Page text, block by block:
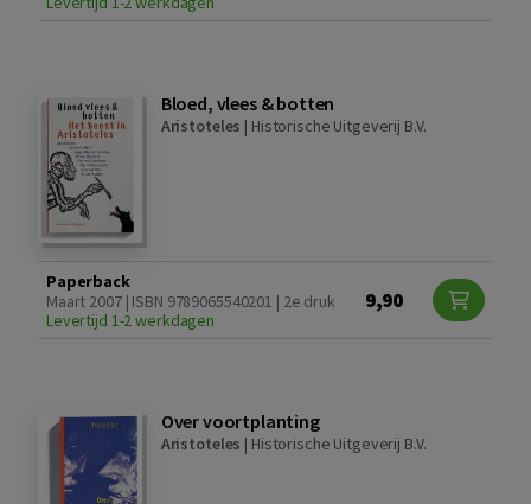
Bloed, vlees & botten
Aristoteles | Historische Uitgeverij B.V.
Paperback
Maart 2007 | ISBN 9789065540201 | 2e druk
Levertijd 1-2 werkdagen
9,90
Over voortplanting
Aristoteles | Historische Uitgeverij B.V.